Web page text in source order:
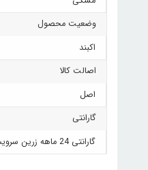
وضعیت محصول
اکبند
اصالت کالا
اصل
گارانتی
گارانتی 24 ماهه زرین سرویس امید